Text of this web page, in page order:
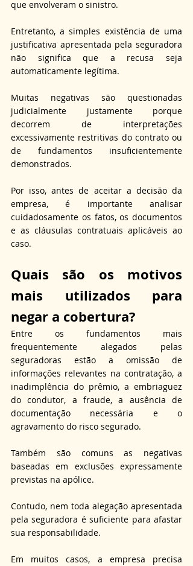
que envolveram o sinistro.
Entretanto, a simples existência de uma
justificativa apresentada pela seguradora
não significa que a recusa seja
automaticamente legítima.
Muitas negativas são questionadas
judicialmente justamente porque
decorrem de interpretações
excessivamente restritivas do contrato ou
de fundamentos insuficientemente
demonstrados.
Por isso, antes de aceitar a decisão da
empresa, é importante analisar
cuidadosamente os fatos, os documentos
e as cláusulas contratuais aplicáveis ao
caso.
Quais são os
mais utilizados para
negar a cobertura?
Entre os fundamentos mais
frequentemente alegados pelas
seguradoras estão a omissão de
informações relevantes na contratação, a
inadimplência do prêmio, a embriaguez
do condutor, a fraude, a ausência de
documentação necessária e o
agravamento do risco segurado.
Também são comuns as negativas
baseadas em exclusões expressamente
previstas na apólice.
Contudo, nem toda alegação apresentada
pela seguradora é suficiente para afastar
sua responsabilidade.
Em muitos casos, a empresa precisa